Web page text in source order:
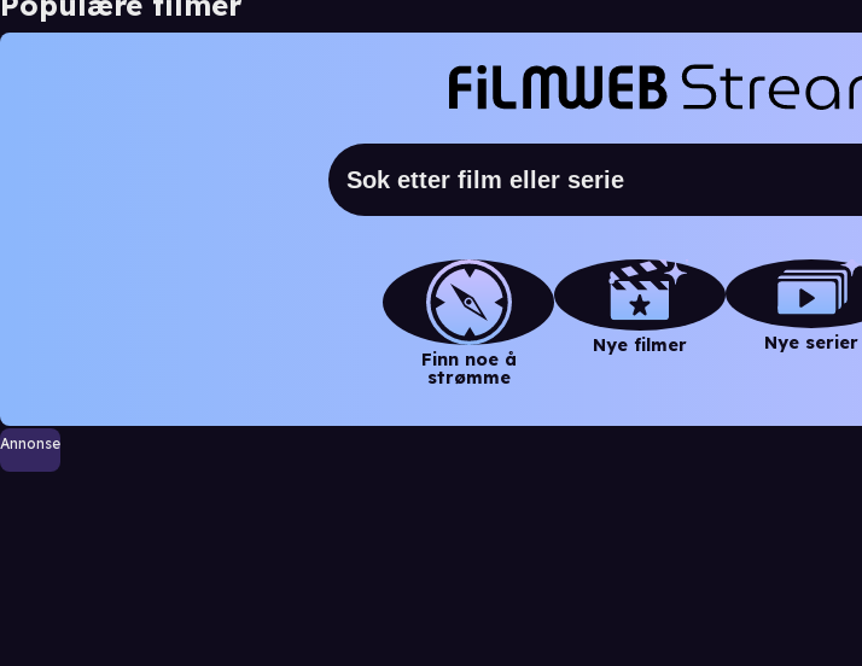
Finn noe å
strømme
Nye filmer Nye serier
Annonse